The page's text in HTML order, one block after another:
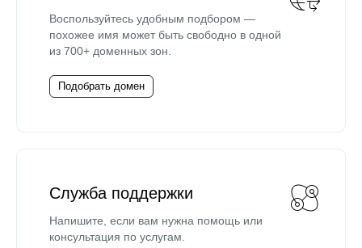
Воспользуйтесь удобным подбором —
похожее имя может быть свободно в одной
из 700+ доменных зон.
Подобрать домен
Служба поддержки
Напишите, если вам нужна помощь или
консультация по услугам.